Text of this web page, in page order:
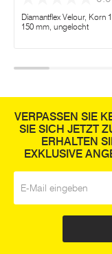
Diamantflex Velour, Korn
150 mm, ungelocht
VERPASSEN SIE
SIE SICH JETZT
ERHALTEN
EXKLUSIVE